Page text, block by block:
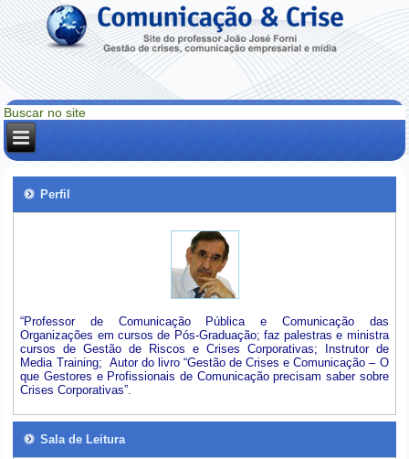
Perfil
“Professor de Comunicação Pública e Comunicação das
Organizações em cursos de Pós-Graduação; faz palestras e ministra
cursos de Gestão de Riscos e Crises Corporativas; Instrutor de
Media Training; Autor do livro “Gestão de Crises e Comunicação – O
que Gestores e Profissionais de Comunicação precisam saber sobre
Crises Corporativas”.
Sala de Leitura